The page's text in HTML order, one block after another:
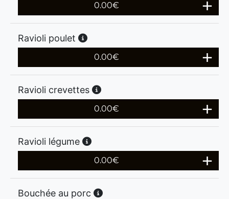
0.00€
Ravioli poulet
0.00€
Ravioli crevettes
0.00€
Ravioli légume
0.00€
Bouchée au porc